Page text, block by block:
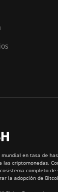
en tasa de
las criptomonedas.
completo
la adopción de